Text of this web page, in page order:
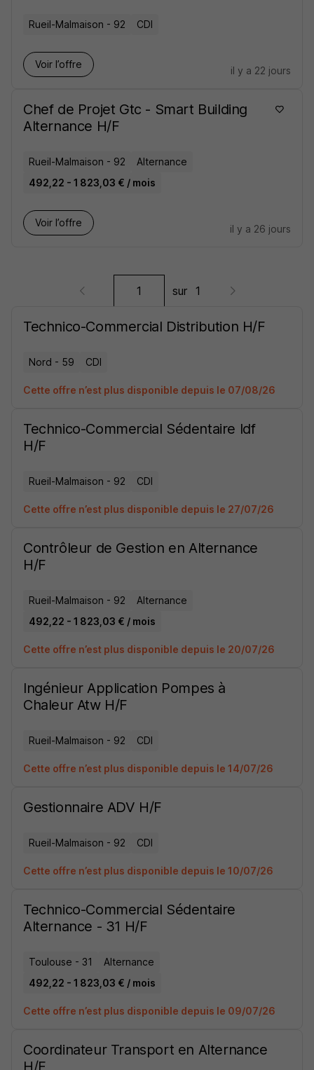
Rueil-Malmaison - 92 CDI
Voir l’offre
il y a 22 jours
Chef de Projet Gtc - Smart Building
Alternance H/F
Rueil-Malmaison - 92
Alternance
492,22 - 1 823,03 € / mois
Voir l’offre
il y a 26 jours
sur 1
Technico-Commercial Distribution H/F
Nord - 59 CDI
Cette offre n’est plus disponible depuis le 07/08/26
Technico-Commercial Sédentaire Idf
H/F
Rueil-Malmaison - 92 CDI
Cette offre n’est plus disponible depuis le 27/07/26
Contrôleur de Gestion en Alternance
H/F
Rueil-Malmaison - 92
Alternance
492,22 - 1 823,03 € / mois
Cette offre n’est plus disponible depuis le 20/07/26
Ingénieur Application Pompes à
Chaleur Atw H/F
Rueil-Malmaison - 92 CDI
Cette offre n’est plus disponible depuis le 14/07/26
Gestionnaire ADV H/F
Rueil-Malmaison - 92 CDI
Cette offre n’est plus disponible depuis le 10/07/26
Technico-Commercial Sédentaire
Alternance - 31 H/F
Toulouse - 31
Alternance
492,22 - 1 823,03 € / mois
Cette offre n’est plus disponible depuis le 09/07/26
Coordinateur Transport en Alternance
H/F